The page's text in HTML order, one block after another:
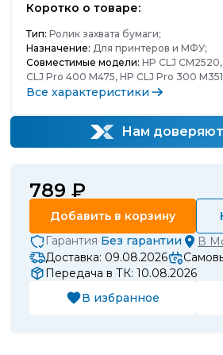
Коротко о товаре:
Тип: Ролик захвата бумаги;
Назначение: Для принтеров и МФУ;
Совместимые модели: HP CLJ
CLJ Pro 400 M475, HP CLJ Pro 300
CLJ CP2025;
Все характеристики
Нам
789 ₽
Добавить в корзину
Гарантия Без гарантии В
Доставка: 09.08.2026
Передача в ТК: 10.08.2026
В избранное